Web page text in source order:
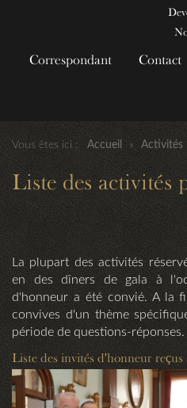
Correspondant Contact
Vous êtes ici : Accueil » Activités
Liste des activités
La plupart des activités
en des dîners de gala à
d'honneur a été convié. A la
convives d'un thème
période de questions-réponses.
Liste des invités d'honneur reçus